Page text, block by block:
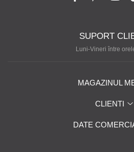
SUPORT
Luni-Vineri între
MAGAZINUL
CLIENTI
DATE